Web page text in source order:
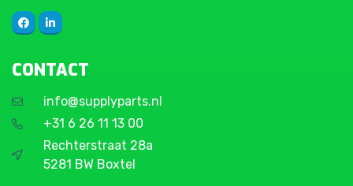
CONTACT
info@supplyparts.nl
+31 6 26 11 13 00
Rechterstraat 28a
5281 BW Boxtel